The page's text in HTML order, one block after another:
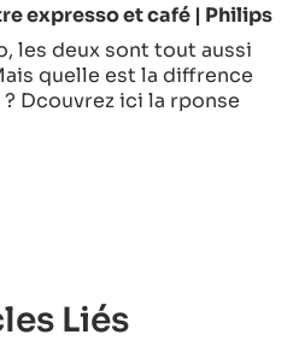
expresso et café | Philips
les deux sont tout aussi
quelle est la diffrence
Dcouvrez ici la rponse
Liés